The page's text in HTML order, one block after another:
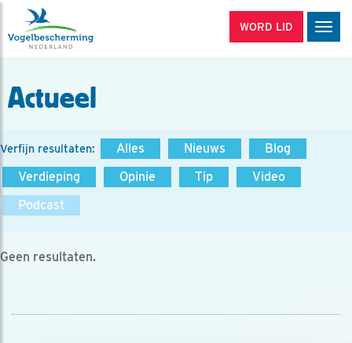
WORD LID
Actueel
Verfijn resultaten: Alles Nieuws
Blog
Verdieping
Opinie Tip
Video
Podcast
Geen resultaten.